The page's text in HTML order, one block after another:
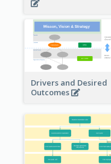
Drivers and Desired
Outcomes